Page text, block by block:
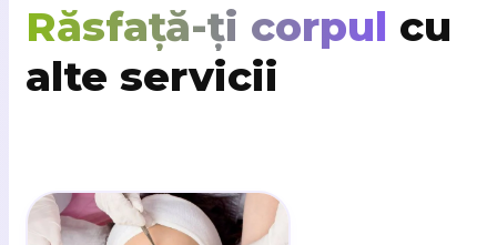
Răsfață-ți corpul cu
alte servicii